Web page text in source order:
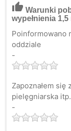
thumb_up Warunki
wypełnienia 1,5
Poinformowano
oddziale
-
Zapoznałem się
pielęgniarska
-